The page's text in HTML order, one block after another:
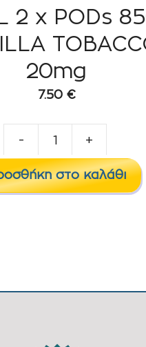
2 x PODs
20mg
7.50 €
-
2
+
στο καλάθι